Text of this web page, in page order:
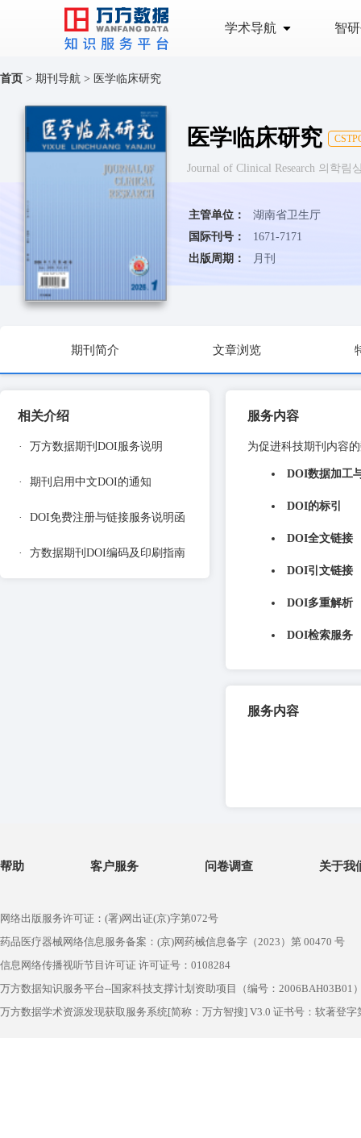
学术导航 智
首页 > 期刊导航 > 医学临床研究
医学临床研究
Journal of Clinical Research 의학림
主管单位：
湖南省卫生厅
国际刊号：
1671-7171
出版周期：
月刊
期刊简介 文章浏览
相关介绍
· 万方数据期刊DOI服务说明
· 期刊启用中文DOI的通知
· DOI免费注册与链接服务说明函
· 方数据期刊DOI编码及印刷指南
服务内容
为促进科技期刊内容
DOI数据加工
DOI的标引
DOI全文链接
DOI引文链接
DOI多重解析
DOI检索服务
服务内容
帮助 客户服务 问卷调查 关于我
网络出版服务许可证：(署)网出证(京)字第072号
药品医疗器械网络信息服务备案：(京)网药械信息备字（2023）第 00470 号
信息网络传播视听节目许可证 许可证号：0108284
万方数据知识服务平台--国家科技支撑计划资助项目（编号：2006BAH03B01
万方数据学术资源发现获取服务系统[简称：万方智搜] V3.0 证书号：软著登字